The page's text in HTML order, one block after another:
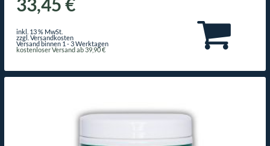
inkl. 13 % MwSt.
zzgl. Versandkosten
Versand binnen 1 - 3 Werktagen
kostenloser Versand ab 39,90 €